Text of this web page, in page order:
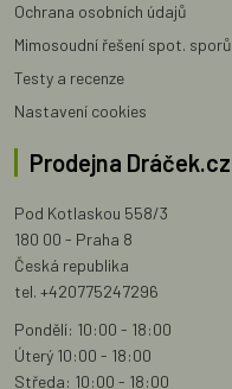
Ochrana osobních údajů
Mimosoudní řešení spot. sporů
Testy a recenze
Nastavení cookies
Prodejna Dráček.cz
Pod Kotlaskou 558/3
180 00 - Praha 8
Česká republika
tel. +420775247296
Pondělí: 10:00 - 18:00
Úterý 10:00 - 18:00
Středa: 10:00 - 18:00